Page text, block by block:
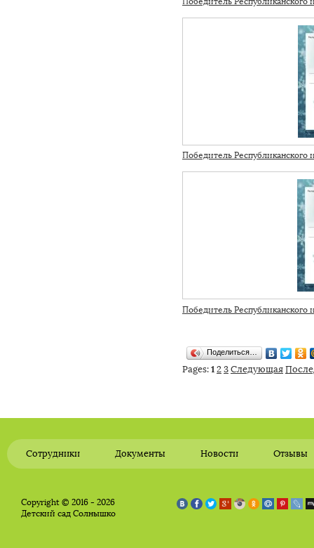
Победитель Республиканского
Победитель Республиканского
Поделиться…
Pages: 1 2 3 Следующая
Сотрудники Документы Новости Отзывы
Copyright © 2016 - 2026
Детский сад Солнышко